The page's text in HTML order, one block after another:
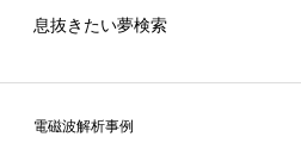
息抜きたい夢検索
電磁波解析事例